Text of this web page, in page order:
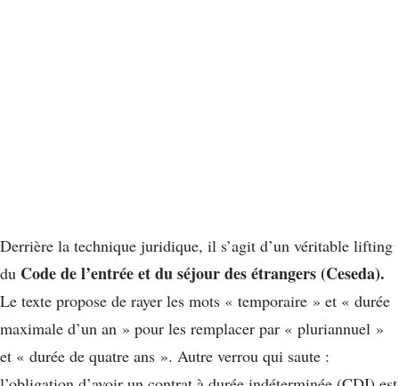
Derrière la technique juridique, il s’agit d’un véritable lifting
du Code de l’entrée et du séjour des étrangers (Ceseda).
Le texte propose de rayer les mots « temporaire » et « durée
maximale d’un an » pour les remplacer par « pluriannuel »
et « durée de quatre ans ». Autre verrou qui saute :